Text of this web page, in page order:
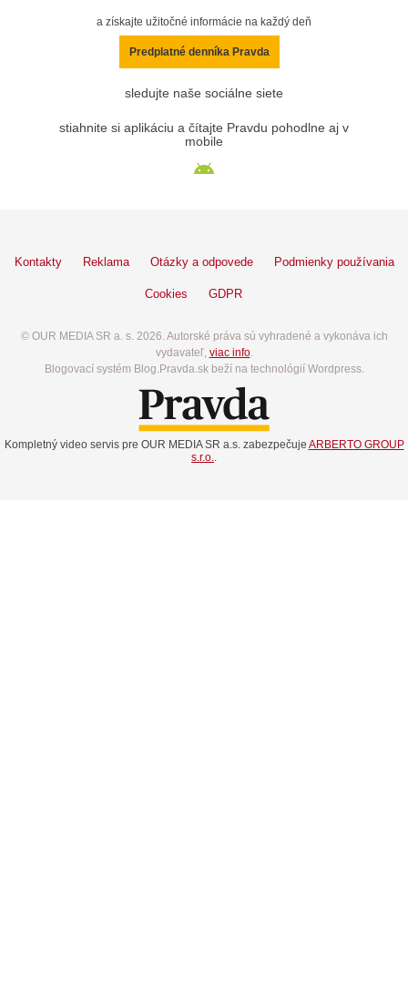
a získajte užitočné informácie na každý deň
Predplatné denníka Pravda
sledujte naše sociálne siete
stiahnite si aplikáciu a čítajte Pravdu pohodlne aj v
mobile
Kontakty Reklama Otázky a odpovede Podmienky používania
Cookies GDPR
© OUR MEDIA SR a. s. 2026. Autorské práva sú vyhradené a vykonáva ich
vydavateľ, viac info.
Blogovací systém Blog.Pravda.sk beží na technológií Wordpress.
Kompletný video servis pre OUR MEDIA SR a.s. zabezpečuje ARBERTO GROUP
s.r.o..